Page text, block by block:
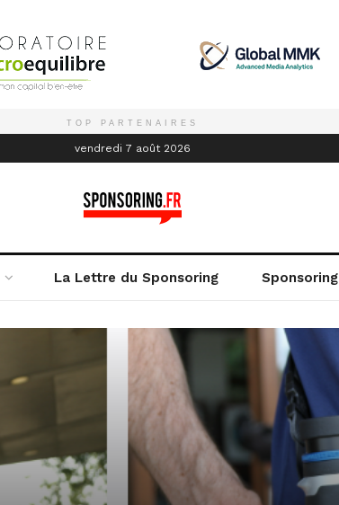
TOP PARTENAIRES
vendredi 7 août 2026
La Lettre du Sponsoring Sponsoring